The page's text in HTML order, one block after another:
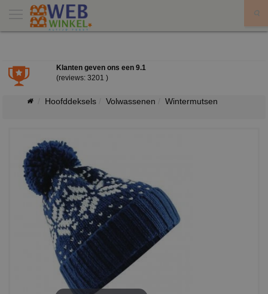
Klanten geven ons een 9.1
(reviews: 3201 )
Hoofddeksels Volwassenen Wintermutsen